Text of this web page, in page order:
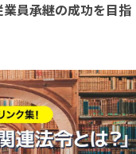
員承継の成功を目指